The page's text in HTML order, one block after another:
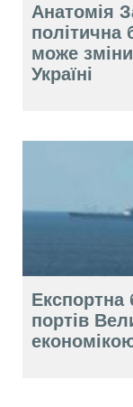
Анатомія
може
Україні
Експортна
портів